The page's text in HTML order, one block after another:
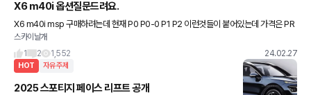
X6 m40i 옵션질문드려요.
X6 m40i msp 구매하려는데 현재 P0 P0-0 P1 P2 이런것들이 붙어있는데 가격은 PR
O만 다른것 같고 나머지는 같은데 차이가 뭔지 궁금합니다.
스카이날개
1
2 1,552 24.02.27
HOT 자유주제
2025 스포티지 페이스 리프트 공개